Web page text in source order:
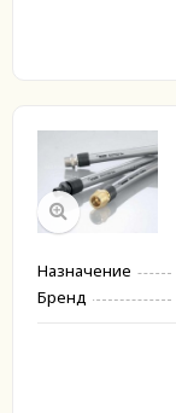
Назначение
Бренд